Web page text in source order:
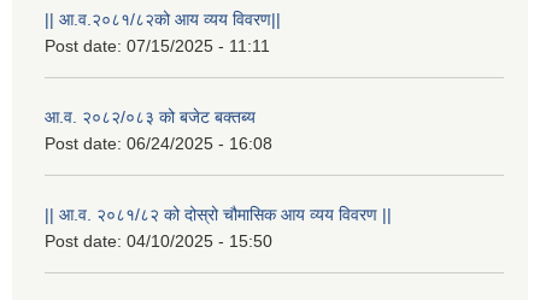
|| आ.व.२०८१/८२को आय व्यय विवरण||
Post date: 07/15/2025 - 11:11
आ.व. २०८२/०८३ को बजेट बक्तब्य
Post date: 06/24/2025 - 16:08
|| आ.व. २०८१/८२ को दोस्रो चौमासिक आय व्यय विवरण ||
Post date: 04/10/2025 - 15:50